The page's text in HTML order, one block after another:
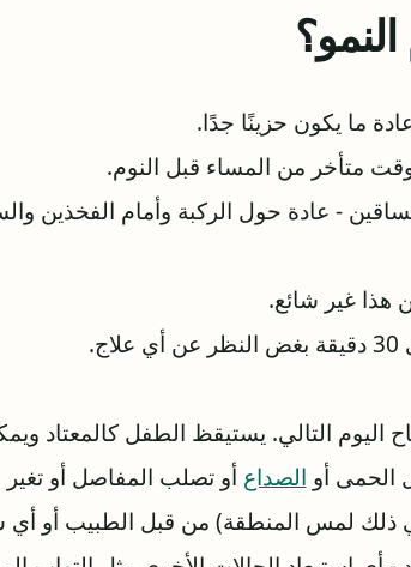
ما يكون حزينًا جدًا.
متأخر من المساء قبل النوم.
- عادة حول الركبة وأمام الفخذين
هذا غير شائع.
اليوم التالي. يستيقظ الطفل كالمعتاد
الحمى أو الصداع أو تصلب المفاصل أو
ذلك لمس المنطقة) من قبل الطبيب أو